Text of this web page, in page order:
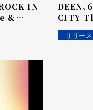
IN
&
DEEN
CITY
clips-」
決定！
リリー